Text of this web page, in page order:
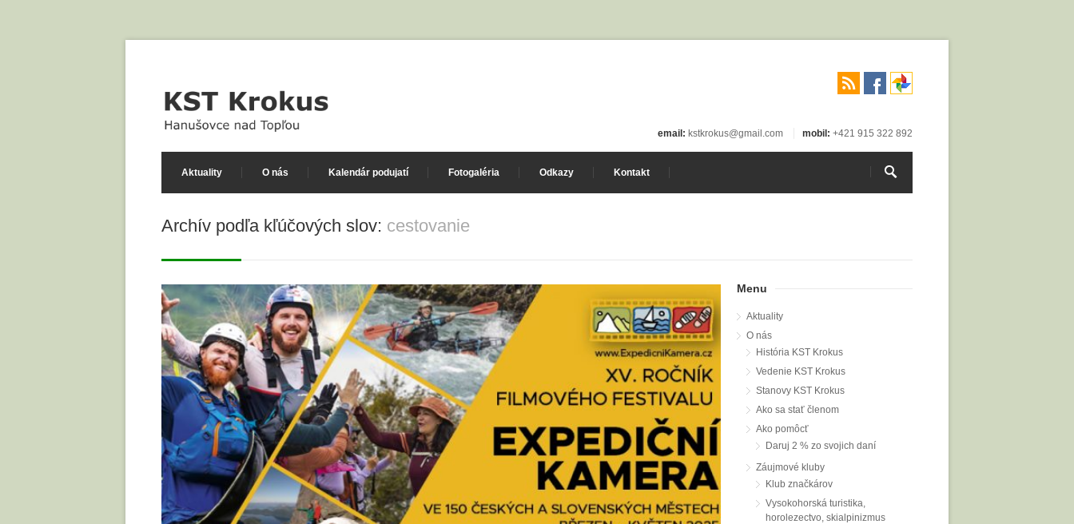
email: kstkrokus@gmail.com mobil: +421 915 322 892
Aktuality O nás Kalendár podujatí Fotogaléria Odkazy Kontakt
Archív podľa kľúčových slov: cestovanie
Menu
Aktuality
O nás
História KST Krokus
Vedenie KST Krokus
Stanovy KST Krokus
Ako sa stať členom
Ako pomôcť
Daruj 2 % zo svojich daní
Záujmové kluby
Klub značkárov
Vysokohorská turistika,
horolezectvo, skialpinizmus